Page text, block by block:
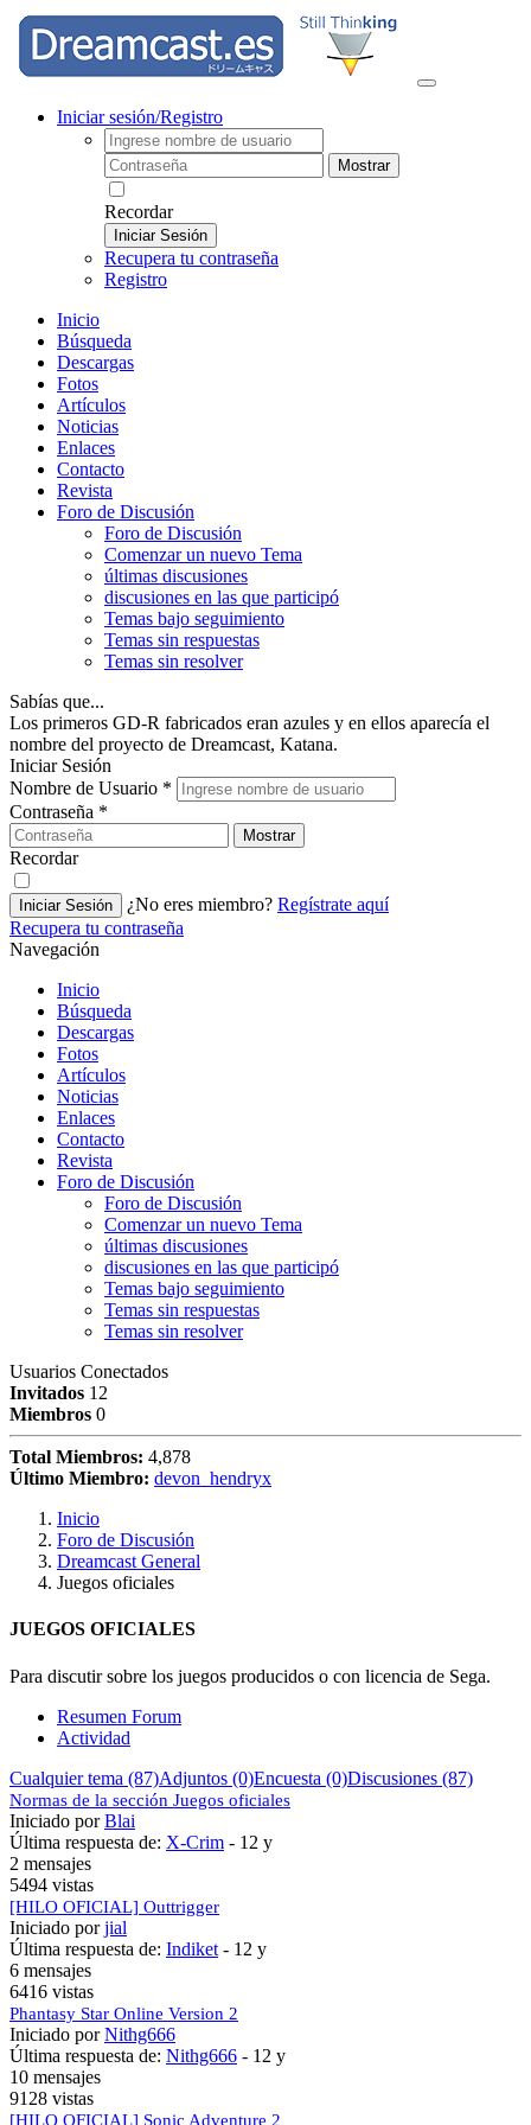
Iniciar sesión/Registro
Mostrar
Recordar
Iniciar Sesión
Recupera tu contraseña
Registro
Inicio
Búsqueda
Descargas
Fotos
Artículos
Noticias
Enlaces
Contacto
Revista
Foro de Discusión
Foro de Discusión
Comenzar un nuevo Tema
últimas discusiones
discusiones en las que participó
Temas bajo seguimiento
Temas sin respuestas
Temas sin resolver
Sabías que...
Los primeros GD-R fabricados eran azules y en ellos aparecía el
nombre del proyecto de Dreamcast, Katana.
Iniciar Sesión
Nombre de Usuario *
Contraseña *
Mostrar
Recordar
Iniciar Sesión ¿No eres miembro? Regístrate aquí
Recupera tu contraseña
Navegación
Inicio
Búsqueda
Descargas
Fotos
Artículos
Noticias
Enlaces
Contacto
Revista
Foro de Discusión
Foro de Discusión
Comenzar un nuevo Tema
últimas discusiones
discusiones en las que participó
Temas bajo seguimiento
Temas sin respuestas
Temas sin resolver
Usuarios Conectados
Invitados 12
Miembros 0
Total Miembros: 4,878
Último Miembro: devon_hendryx
Inicio
Foro de Discusión
Dreamcast General
Juegos oficiales
JUEGOS OFICIALES
Para discutir sobre los juegos producidos o con licencia de Sega.
Resumen Forum
Actividad
Cualquier tema (87)Adjuntos (0)Encuesta (0)Discusiones (87)
Normas de la sección Juegos oficiales
Iniciado porBlai
Última respuesta de: X-Crim - 12 y
2 mensajes
5494 vistas
[HILO OFICIAL] Outtrigger
Iniciado porjial
Última respuesta de: Indiket - 12 y
6 mensajes
6416 vistas
Phantasy Star Online Version 2
Iniciado porNithg666
Última respuesta de: Nithg666 - 12 y
10 mensajes
9128 vistas
[HILO OFICIAL] Sonic Adventure 2